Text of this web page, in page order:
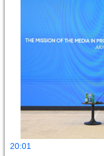
20:01